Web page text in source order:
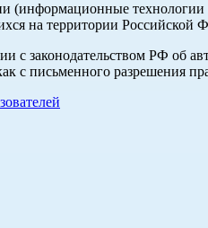
на территории Российской
с законодательством РФ
с письменного разрешения